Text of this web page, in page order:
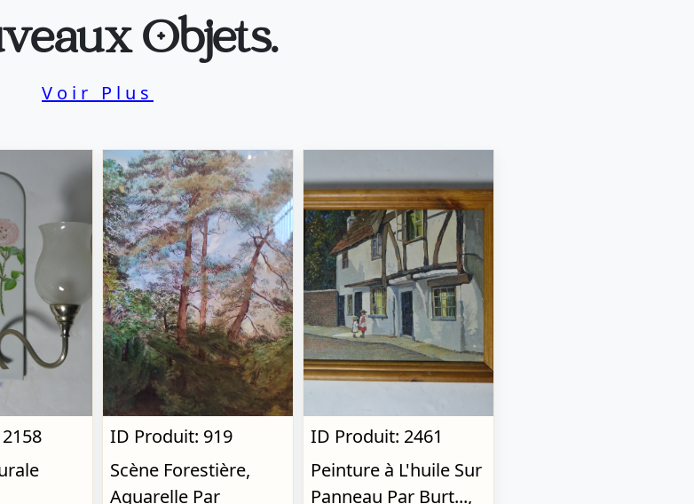
Objets.
Voir Plus
ID Produit: 919
Scène Forestière,
Aquarelle Par
ID Produit: 2461
Peinture à L'huile Sur
Panneau Par Burt...,